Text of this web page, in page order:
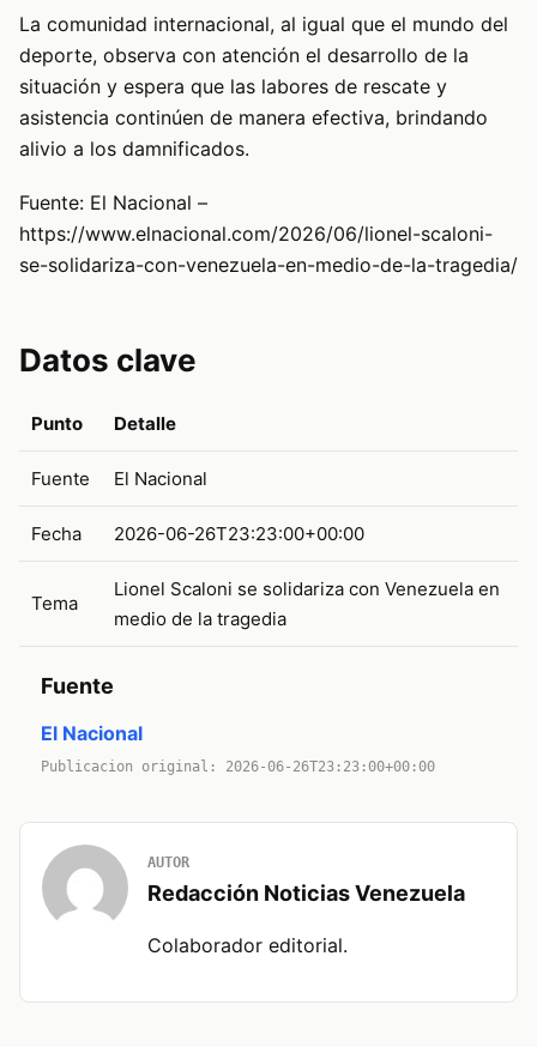
La comunidad internacional, al igual que el mundo del
deporte, observa con atención el desarrollo de la
situación y espera que las labores de rescate y
asistencia continúen de manera efectiva, brindando
alivio a los damnificados.
Fuente: El Nacional –
https://www.elnacional.com/2026/06/lionel-scaloni-
se-solidariza-con-venezuela-en-medio-de-la-tragedia/
Datos clave
Punto Detalle
Fuente El Nacional
Fecha 2026-06-26T23:23:00+00:00
Tema
Lionel Scaloni se solidariza con Venezuela en
medio de la tragedia
Fuente
El Nacional
Publicacion original: 2026-06-26T23:23:00+00:00
AUTOR
Redacción Noticias Venezuela
Colaborador editorial.